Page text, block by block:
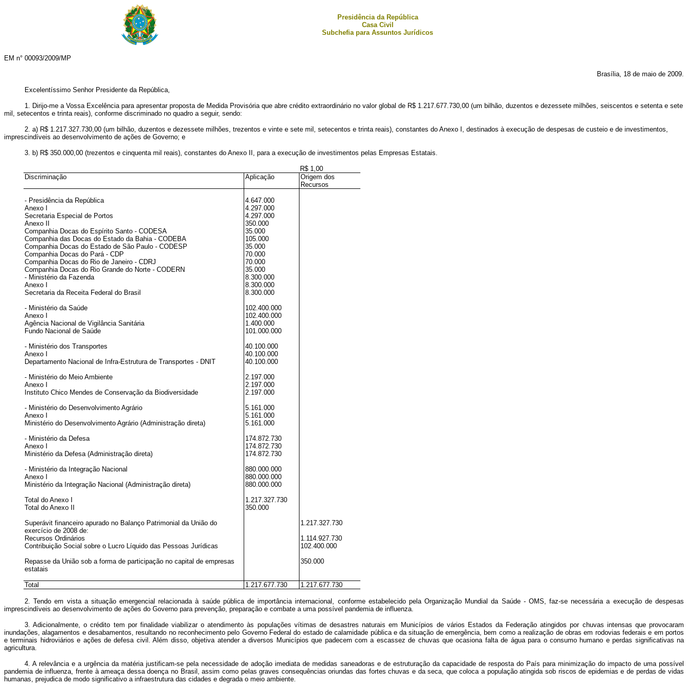
Presidência da República
Casa Civil
Subchefia para Assuntos Jurídicos
EM n° 00093/2009/MP
Brasília, 18 de maio de 2009.
Excelentíssimo Senhor Presidente da República,
1. Dirijo-me a Vossa Excelência para apresentar proposta de Medida Provisória que abre crédito extraordinário no valor global de R$ 1.217.677.730,00 (um bilhão, duzentos e dezessete milhões, seiscentos e setenta e sete
mil, setecentos e trinta reais), conforme discriminado no quadro a seguir, sendo:
2. a) R$ 1.217.327.730,00 (um bilhão, duzentos e dezessete milhões, trezentos e vinte e sete mil, setecentos e trinta reais), constantes do Anexo I, destinados à execução de despesas de custeio e de investimentos,
imprescindíveis ao desenvolvimento de ações de Governo; e
3. b) R$ 350.000,00 (trezentos e cinquenta mil reais), constantes do Anexo II, para a execução de investimentos pelas Empresas Estatais.
R$ 1,00
Discriminação
Aplicação
Origem dos
Recursos
- Presidência da República
4.647.000
Anexo I
4.297.000
Secretaria Especial de Portos
4.297.000
Anexo II
350.000
Companhia Docas do Espírito Santo - CODESA
35.000
Companhia das Docas do Estado da Bahia - CODEBA
105.000
Companhia Docas do Estado de São Paulo - CODESP
35.000
Companhia Docas do Pará - CDP
70.000
Companhia Docas do Rio de Janeiro - CDRJ
70.000
Companhia Docas do Rio Grande do Norte - CODERN
35.000
- Ministério da Fazenda
8.300.000
Anexo I
8.300.000
Secretaria da Receita Federal do Brasil
8.300.000
- Ministério da Saúde
102.400.000
Anexo I
102.400.000
Agência Nacional de Vigilância Sanitária
1.400.000
Fundo Nacional de Saúde
101.000.000
- Ministério dos Transportes
40.100.000
Anexo I
40.100.000
Departamento Nacional de Infra-Estrutura de Transportes - DNIT
40.100.000
- Ministério do Meio Ambiente
2.197.000
Anexo I
2.197.000
Instituto Chico Mendes de Conservação da Biodiversidade
2.197.000
- Ministério do Desenvolvimento Agrário
5.161.000
Anexo I
5.161.000
Ministério do Desenvolvimento Agrário (Administração direta)
5.161.000
- Ministério da Defesa
174.872.730
Anexo I
174.872.730
Ministério da Defesa (Administração direta)
174.872.730
- Ministério da Integração Nacional
880.000.000
Anexo I
880.000.000
Ministério da Integração Nacional (Administração direta)
880.000.000
Total do Anexo I
1.217.327.730
Total do Anexo II
350.000
Superávit financeiro apurado no Balanço Patrimonial da União do
exercício de 2008 de:
1.217.327.730
Recursos Ordinários
1.114.927.730
Contribuição Social sobre o Lucro Líquido das Pessoas Jurídicas
102.400.000
Repasse da União sob a forma de participação no capital de empresas
estatais
350.000
Total 1.217.677.730 1.217.677.730
2. Tendo em vista a situação emergencial relacionada à saúde pública de importância internacional, conforme estabelecido pela Organização Mundial da Saúde - OMS, faz-se necessária a execução de despesas
imprescindíveis ao desenvolvimento de ações do Governo para prevenção, preparação e combate a uma possível pandemia de influenza.
3. Adicionalmente, o crédito tem por finalidade viabilizar o atendimento às populações vítimas de desastres naturais em Municípios de vários Estados da Federação atingidos por chuvas intensas que provocaram
inundações, alagamentos e desabamentos, resultando no reconhecimento pelo Governo Federal do estado de calamidade pública e da situação de emergência, bem como a realização de obras em rodovias federais e em portos
e terminais hidroviários e ações de defesa civil. Além disso, objetiva atender a diversos Municípios que padecem com a escassez de chuvas que ocasiona falta de água para o consumo humano e perdas significativas na
agricultura.
4. A relevância e a urgência da matéria justificam-se pela necessidade de adoção imediata de medidas saneadoras e de estruturação da capacidade de resposta do País para minimização do impacto de uma possível
pandemia de influenza, frente à ameaça dessa doença no Brasil, assim como pelas graves consequências oriundas das fortes chuvas e da seca, que coloca a população atingida sob riscos de epidemias e de perdas de vidas
humanas, prejudica de modo significativo a infraestrutura das cidades e degrada o meio ambiente.